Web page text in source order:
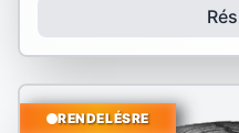
RENDELÉSRE